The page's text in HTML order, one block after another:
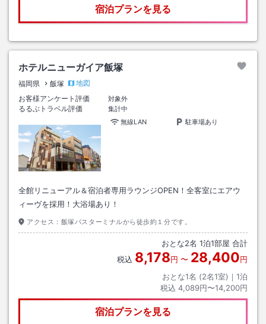
宿泊プランを見る
ホテルニューガイア飯塚
福岡県 飯塚
地図
お客様アンケート評価
対象外
るるぶトラベル評価
集計中
無線LAN
駐車場あり
全館リニューアル＆宿泊者専用ラウンジOPEN！全客室にエアウ
ィーヴを採用！大浴場あり！
アクセス： 飯塚バスターミナルから徒歩約１分です。
おとな2名 1泊1部屋 合計
税込 8,178円 〜 28,400円
おとな1名 (2名1室)｜ 1泊
税込 4,089円〜14,200円
宿泊プランを見る